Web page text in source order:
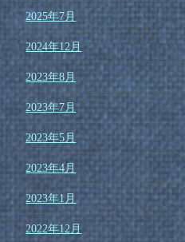
2025年7月
2024年12月
2023年8月
2023年7月
2023年5月
2023年4月
2023年1月
2022年12月